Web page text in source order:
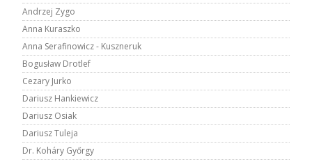
Andrzej Zygo
Anna Kuraszko
Anna Serafinowicz - Kuszneruk
Bogusław Drotlef
Cezary Jurko
Dariusz Hankiewicz
Dariusz Osiak
Dariusz Tuleja
Dr. Koháry Győrgy